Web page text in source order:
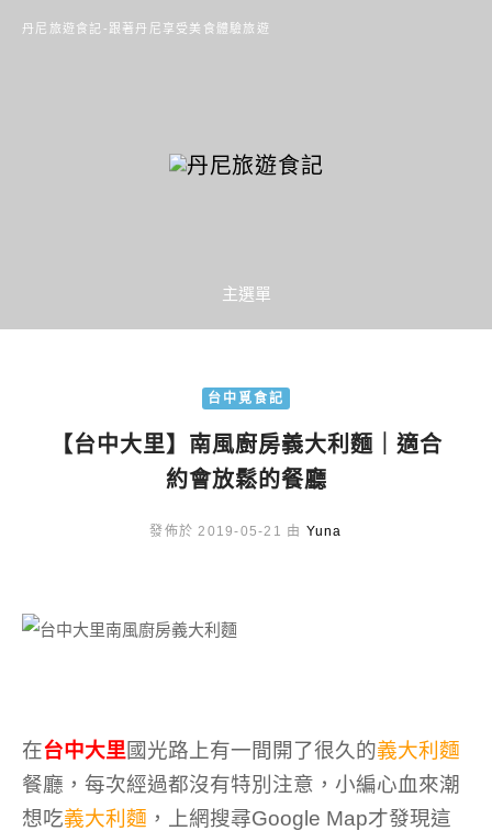
丹尼旅遊食記-跟著丹尼享受美食體驗旅遊
主選單
台中覓食記
【台中大里】南風廚房義大利麵｜適合
約會放鬆的餐廳
發佈於 2019-05-21 由 Yuna
在台中大里國光路上有一間開了很久的義大利麵
餐廳，每次經過都沒有特別注意，小編心血來潮
想吃義大利麵 ，上網搜尋Google Map才發現這